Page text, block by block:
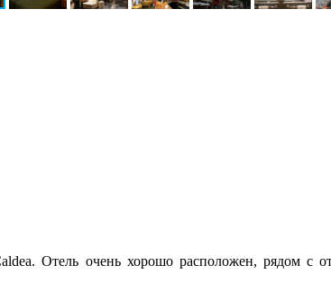
Отель очень хорошо расположен, рядом с